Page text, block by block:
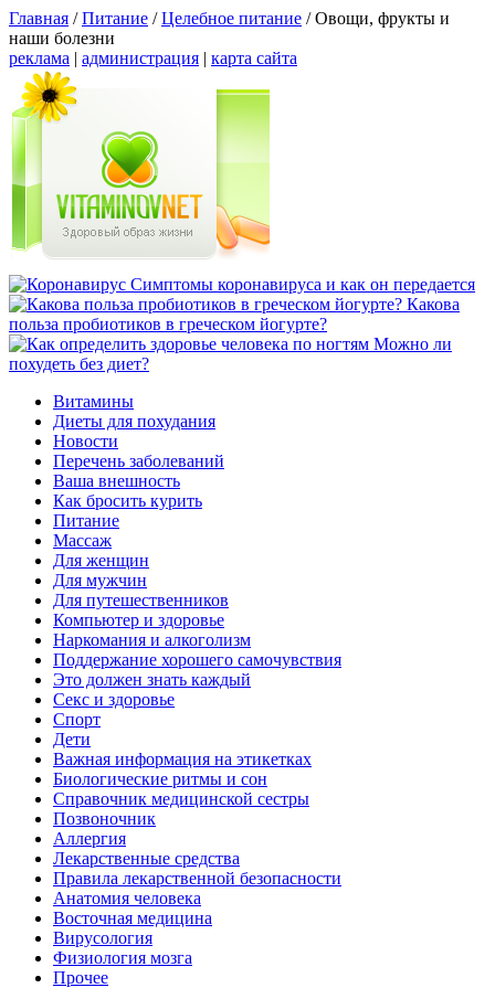
Главная /Питание /Целебное питание /Овощи, фрукты и
наши болезни
реклама | администрация | карта сайта
Симптомы коронавируса и как он передается
Какова
польза пробиотиков в греческом йогурте?
Можно ли
похудеть без диет?
Витамины
Диеты для похудания
Новости
Перечень заболеваний
Ваша внешность
Как бросить курить
Питание
Массаж
Для женщин
Для мужчин
Для путешественников
Компьютер и здоровье
Наркомания и алкоголизм
Поддержание хорошего самочувствия
Это должен знать каждый
Секс и здоровье
Спорт
Дети
Важная информация на этикетках
Биологические ритмы и сон
Справочник медицинской сестры
Позвоночник
Аллергия
Лекарственные средства
Правила лекарственной безопасности
Aнатомия человека
Восточная медицина
Вирусология
Физиология мозга
Прочее